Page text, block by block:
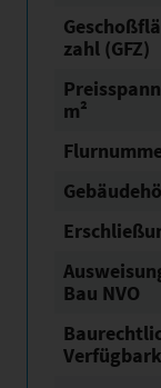
zahl (GFZ)
m²
Bau NVO